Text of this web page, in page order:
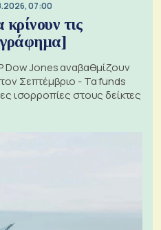
07:00
τις
Dow Jones αναβαθμίζουν
Σεπτέμβριο - Τα funds
ισορροπίες στους δείκτες